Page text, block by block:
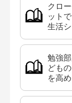
クロ
ット
生活
勉強
ども
を高